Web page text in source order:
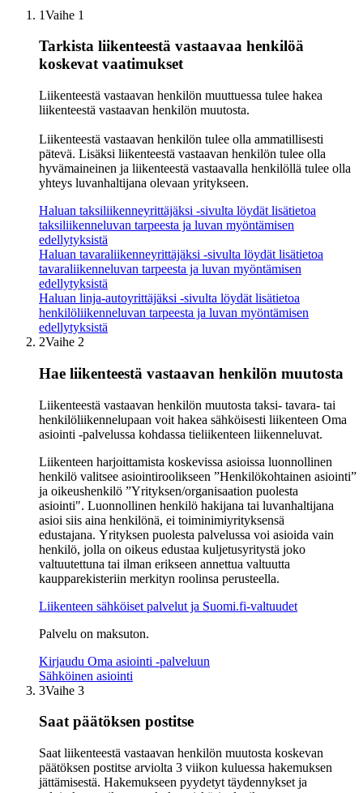
1Vaihe 1
Tarkista liikenteestä vastaavaa henkilöä
koskevat vaatimukset
Liikenteestä vastaavan henkilön muuttuessa tulee hakea
liikenteestä vastaavan henkilön muutosta.
Liikenteestä vastaavan henkilön tulee olla ammatillisesti
pätevä. Lisäksi liikenteestä vastaavan henkilön tulee olla
hyvämaineinen ja liikenteestä vastaavalla henkilöllä tulee olla
yhteys luvanhaltijana olevaan yritykseen.
Haluan taksiliikenneyrittäjäksi -sivulta löydät lisätietoa
taksiliikenneluvan tarpeesta ja luvan myöntämisen
edellytyksistä
Haluan tavaraliikenneyrittäjäksi -sivulta löydät lisätietoa
tavaraliikenneluvan tarpeesta ja luvan myöntämisen
edellytyksistä
Haluan linja-autoyrittäjäksi -sivulta löydät lisätietoa
henkilöliikenneluvan tarpeesta ja luvan myöntämisen
edellytyksistä
2Vaihe 2
Hae liikenteestä vastaavan henkilön muutosta
Liikenteestä vastaavan henkilön muutosta taksi- tavara- tai
henkilöliikennelupaan voit hakea sähköisesti liikenteen Oma
asiointi -palvelussa kohdassa tieliikenteen liikenneluvat.
Liikenteen harjoittamista koskevissa asioissa luonnollinen
henkilö valitsee asiointiroolikseen ”Henkilökohtainen asiointi”
ja oikeushenkilö ”Yrityksen/organisaation puolesta
asiointi". Luonnollinen henkilö hakijana tai luvanhaltijana
asioi siis aina henkilönä, ei toiminimiyrityksensä
edustajana. Yrityksen puolesta palvelussa voi asioida vain
henkilö, jolla on oikeus edustaa kuljetusyritystä joko
valtuutettuna tai ilman erikseen annettua valtuutta
kaupparekisteriin merkityn roolinsa perusteella.
Liikenteen sähköiset palvelut ja Suomi.fi-valtuudet
Palvelu on maksuton.
Kirjaudu Oma asiointi -palveluun
Sähköinen asiointi
3Vaihe 3
Saat päätöksen postitse
Saat liikenteestä vastaavan henkilön muutosta koskevan
päätöksen postitse arviolta 3 viikon kuluessa hakemuksen
jättämisestä. Hakemukseen pyydetyt täydennykset ja